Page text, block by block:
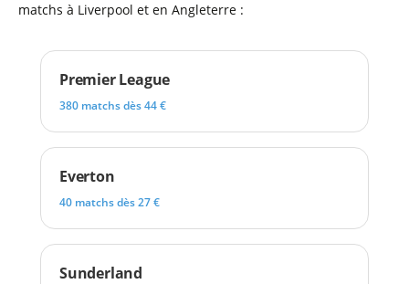
matchs à Liverpool et en Angleterre :
Premier League
380 matchs dès 44 €
Everton
40 matchs dès 27 €
Sunderland